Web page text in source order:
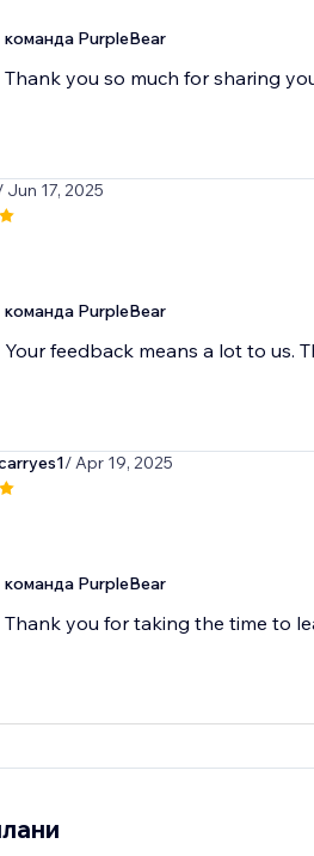
команда PurpleBear
Thank you so much for sharing
Jun 17, 2025
команда PurpleBear
Your feedback means a lot to us.
/ Apr 19, 2025
команда PurpleBear
Thank you for taking the time to